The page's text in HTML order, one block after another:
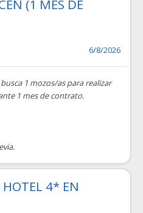
(1 MES DE
6/8/2026
1 mozos/as para realizar
1 mes de contrato.
HOTEL 4* EN